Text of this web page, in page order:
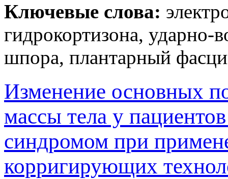
Ключевые слова:
гидрокортизона, ударно-
шпора, плантарный
Изменение основных
массы тела у
синдромом при
корригирующих